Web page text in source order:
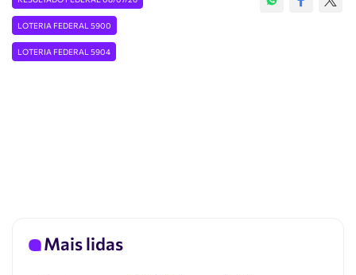
LOTERIA FEDERAL 5900
LOTERIA FEDERAL 5904
Mais lidas